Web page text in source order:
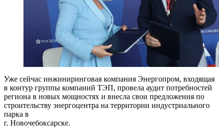
Уже сейчас инжиниринговая компания Энергопром, входящая
в контур группы компаний ТЭП, провела аудит потребностей
региона в новых мощностях и внесла свои предложения по
строительству энергоцентра на территории индустриального
парка в
г. Новочебоксарске.